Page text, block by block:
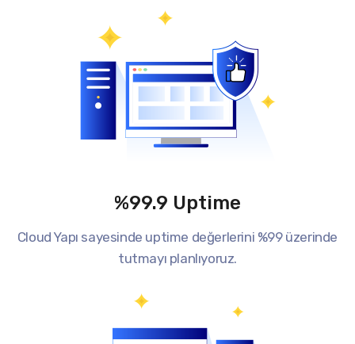
%99.9 Uptime
Cloud Yapı sayesinde uptime değerlerini %99 üzerinde
tutmayı planlıyoruz.